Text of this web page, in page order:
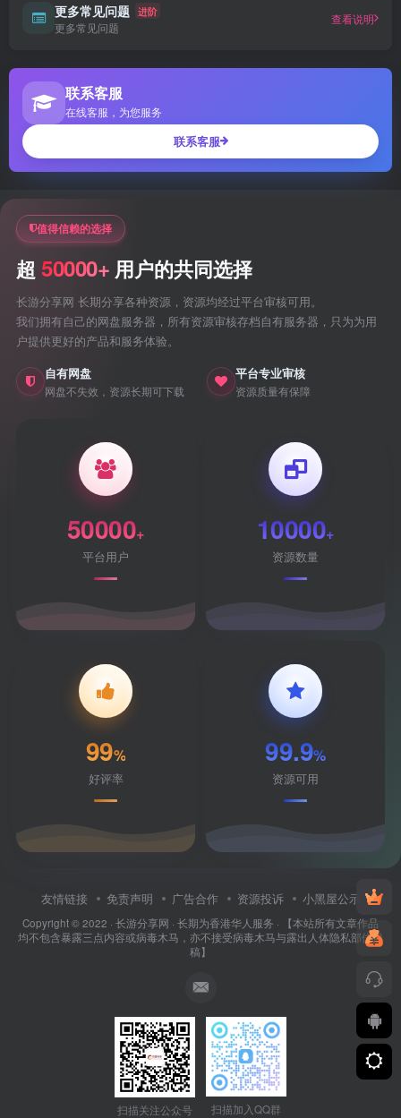
更多常见问题 进阶
更多常见问题
查看说明
联系客服
在线客服，为您服务
联系客服
值得信赖的选择
超 50000+ 用户的共同选择
长游分享网 长期分享各种资源，资源均经过平台审核可用。
我们拥有自己的网盘服务器，所有资源审核存档自有服务器，只为为用
户提供更好的产品和服务体验。
自有网盘
网盘不失效，资源长期可下载
平台专业审核
资源质量有保障
50000+
平台用户
10000+
资源数量
99%
好评率
99.9%
资源可用
友情链接 免责声明 广告合作 资源投诉 小黑屋公示
Copyright © 2022 · 长游分享网 · 长期为香港华人服务 · 【本站所有文章作品
均不包含暴露三点内容或病毒木马，亦不接受病毒木马与露出人体隐私部位投
稿】
扫描关注公众号 扫描加入QQ群